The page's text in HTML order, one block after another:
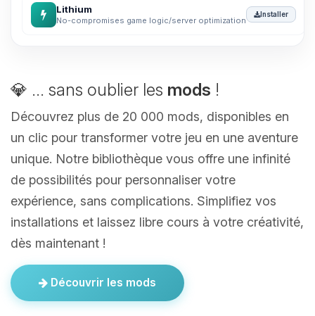
Lithium
No-compromises game logic/server optimization
Installer
💎 ... sans oublier les mods !
Découvrez plus de 20 000 mods, disponibles en
un clic pour transformer votre jeu en une aventure
unique. Notre bibliothèque vous offre une infinité
de possibilités pour personnaliser votre
expérience, sans complications. Simplifiez vos
installations et laissez libre cours à votre créativité,
dès maintenant !
Découvrir les mods